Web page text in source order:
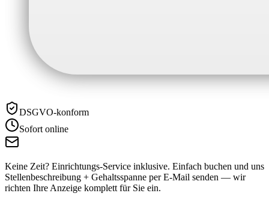
DSGVO-konform
Sofort online
Keine Zeit? Einrichtungs-Service inklusive. Einfach buchen und uns
Stellenbeschreibung + Gehaltsspanne per E-Mail senden — wir
richten Ihre Anzeige komplett für Sie ein.